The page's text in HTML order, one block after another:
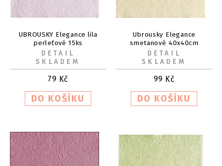
UBROUSKY Elegance lila
perleťové 15ks
79 Kč
DETAIL
SKLADEM
Ubrousky Elegance
smetanové 40x40cm
99 Kč
DETAIL
SKLADEM